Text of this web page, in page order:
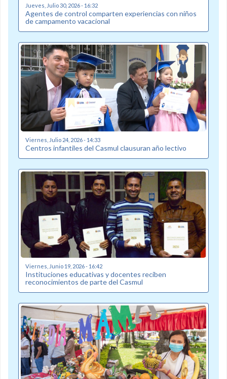
Jueves, Julio 30, 2026 - 16:32
Agentes de control comparten experiencias con niños
de campamento vacacional
Viernes, Julio 24, 2026 - 14:33
Centros infantiles del Casmul clausuran año lectivo
Viernes, Junio 19, 2026 - 16:42
Instituciones educativas y docentes reciben
reconocimientos de parte del Casmul